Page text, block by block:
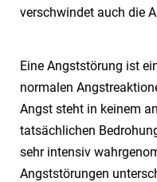
verschwindet auch die
Eine Angststörung ist
normalen
Angst steht in keinem
tatsächlichen
sehr intensiv
Angststörungen